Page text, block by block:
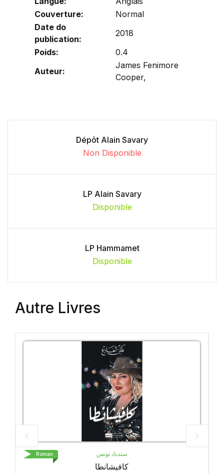
Couverture:
Normal
Date do
publication:
2018
Poids:
0.4
Auteur:
James Fenimore
Cooper,
Dépôt Alain Savary
Non Disponible
LP Alain Savary
Disponible
LP Hammamet
Disponible
Autre Livres
سندباد